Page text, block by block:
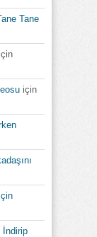
Tane
için
için
İndirip